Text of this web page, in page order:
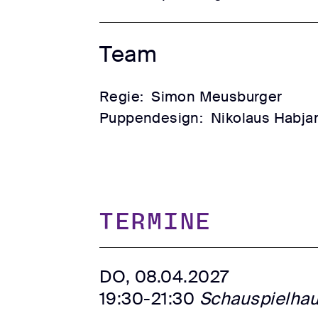
Team
Regie: Simon Meusburger
Puppendesign: Nikolaus
TERMINE
DO, 08.04.2027
19:30-21:30